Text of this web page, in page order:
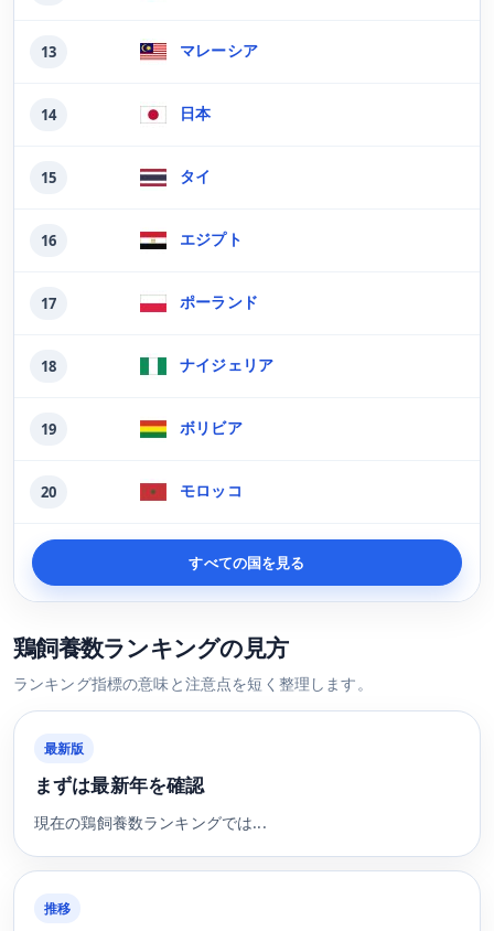
13 マレーシア
14 日本
15 タイ
16 エジプト
17 ポーランド
18 ナイジェリア
19 ボリビア
20 モロッコ
すべての国を見る
鶏飼養数ランキングの見方
ランキング指標の意味と注意点を短く整理します。
最新版
まずは最新年を確認
現在の鶏飼養数ランキングでは...
推移